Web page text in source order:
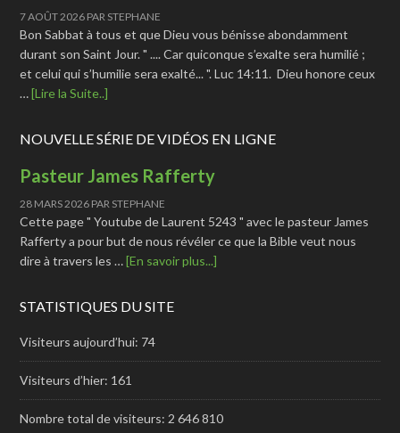
7 AOÛT 2026 PAR STEPHANE
Bon Sabbat à tous et que Dieu vous bénisse abondamment
durant son Saint Jour. " .... Car quiconque s’exalte sera humilié ;
et celui qui s’humilie sera exalté... ". Luc 14:11. Dieu honore ceux
…[Lire la Suite..]
NOUVELLE SÉRIE DE VIDÉOS EN LIGNE
Pasteur James Rafferty
28 MARS 2026 PAR STEPHANE
Cette page " Youtube de Laurent 5243 " avec le pasteur James
Rafferty a pour but de nous révéler ce que la Bible veut nous
dire à travers les …[En savoir plus...]
STATISTIQUES DU SITE
Visiteurs aujourd’hui: 74
Visiteurs d’hier: 161
Nombre total de visiteurs: 2 646 810